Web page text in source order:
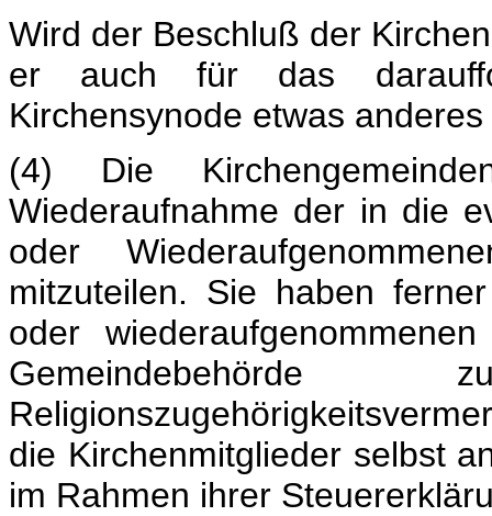
Wird der Beschluß der
er auch für das
Kirchensynode etwas
(4) Die
Wiederaufnahme der in die
oder
mitzuteilen. Sie haben
oder
die Kirchenmitglieder selbst
im Rahmen ihrer